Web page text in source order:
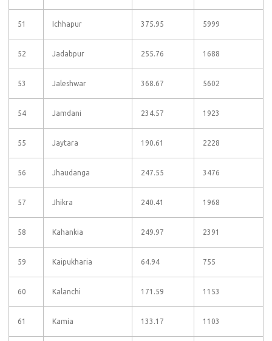
51 Ichhapur 375.95 5999
52 Jadabpur 255.76 1688
53 Jaleshwar 368.67 5602
54 Jamdani 234.57 1923
55 Jaytara 190.61 2228
56 Jhaudanga 247.55 3476
57 Jhikra 240.41 1968
58 Kahankia 249.97 2391
59 Kaipukharia 64.94 755
60 Kalanchi 171.59 1153
61 Kamia 133.17 1103